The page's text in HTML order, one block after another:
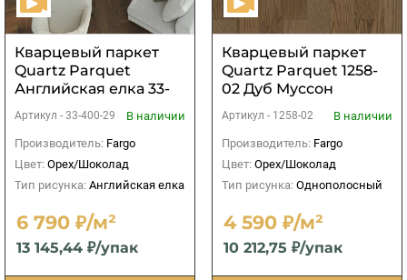
Кварцевый паркет
Quartz Parquet
Английская елка 33-
Американский
Артикул - 33-400-29
В наличии
Производитель: Fargo
Цвет: Орех/Шоколад
Тип рисунка: Английская елка
6 790 ₽/м²
13 145,44 ₽/упак
Кварцевый паркет
Quartz Parquet 1258-
02 Дуб Муссон
Артикул - 1258-02
В наличии
Производитель: Fargo
Цвет: Орех/Шоколад
Тип рисунка: Однополосный
4 590 ₽/м²
10 212,75 ₽/упак